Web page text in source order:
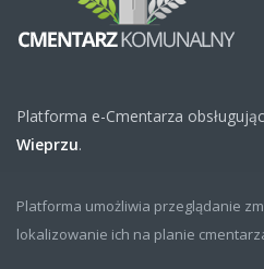
Platforma e-Cmentarza
Wieprzu.
Platforma umożliwia przeglądanie
lokalizowanie ich na planie